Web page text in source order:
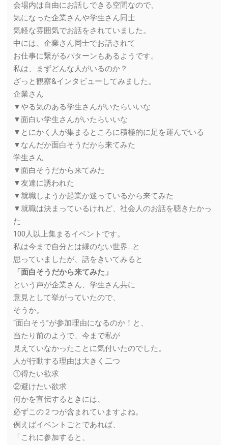
会場内は自由にお話しできる空間なので、
気になった企業さんや学生さん同士
気軽な雰囲気でお話をされていました。
中には、企業さん同士でお話されて
お仕事に繋がるパターンもあるようです。
私は、まずどんな人がいるのか？
ざっと観察&インタビューしてみました。
企業さん
▼やる気のある学生さんがいたらいいな
▼面白い学生さんがいたらいいな
▼とにかく人が集まるところに積極的に足を運んでいる
▼なんだか面白そうだから来てみた
学生さん
▼面白そうだから来てみた
▼友達に誘われた
▼就職しようか起業か迷っているから来てみた
▼就職は決まっているけれど、社会人のお話を聴きたかっ
た
100人以上集まるイベントです。
私は今まで自分とは縁のない世界…と
思っていましたが、話をきいてみると
「面白そうだから来てみた」
という声が企業さん、学生さん共に
意見として挙がっていたので、
そうか。
“面白そう”が参加理由になるのか！と、
当たり前のようで、今まで私が
見えていなかったことに気付いたのでした。
人が行動する理由は大きく二つ
①得たい欲求
②避けたい欲求
何かを宣伝するときには、
必ずこの２つが含まれていますよね。
例えばイベントごとであれば、
「これに参加すると、